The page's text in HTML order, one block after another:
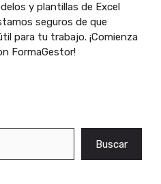
y plantillas de Excel
seguros de que
para tu trabajo. ¡Comienza
FormaGestor!
Buscar